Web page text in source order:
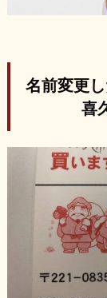
名前変更
喜